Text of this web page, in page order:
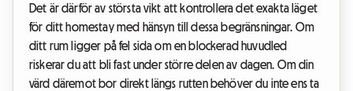
Det är därför av största vikt att kontrollera det exakta läget
för ditt homestay med hänsyn till dessa begränsningar. Om
ditt rum ligger på fel sida om en blockerad huvudled
riskerar du att bli fast under större delen av dagen. Om din
värd däremot bor direkt längs rutten behöver du inte ens ta